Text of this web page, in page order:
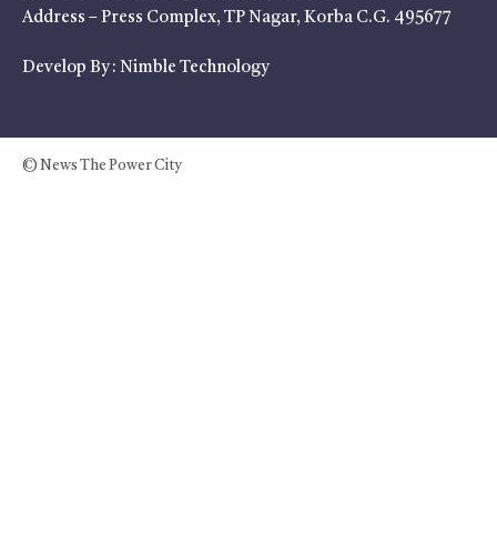
Address – Press Complex, TP Nagar, Korba C.G. 495677
Develop By : Nimble Technology
© News The Power City